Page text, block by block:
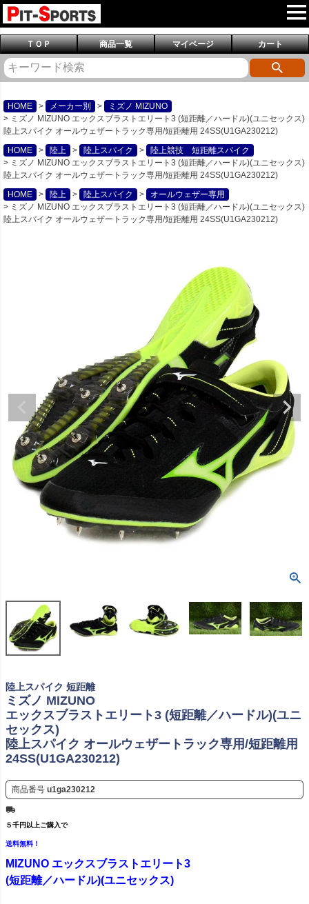
ＴＯＰ 商品一覧 マイページ カート
HOME メーカー別
ミズノ MIZUNO
ミズノ MIZUNO エックスブラストエリート3 (短距離／ハードル)(ユニセックス)
陸上スパイク オールウェザートラック専用/短距離用 24SS(U1GA230212)
HOME
陸上 陸上スパイク
陸上競技 短距離スパイク
ミズノ MIZUNO エックスブラストエリート3 (短距離／ハードル)(ユニセックス)
陸上スパイク オールウェザートラック専用/短距離用 24SS(U1GA230212)
HOME
陸上 陸上スパイク
オールウェザー専用
ミズノ MIZUNO エックスブラストエリート3 (短距離／ハードル)(ユニセックス)
陸上スパイク オールウェザートラック専用/短距離用 24SS(U1GA230212)
陸上スパイク 短距離
ミズノ MIZUNO
エックスブラストエリート3 (短距離／ハードル)(ユニ
セックス)
陸上スパイク オールウェザートラック専用/短距離用
24SS(U1GA230212)
商品番号 u1ga230212
５千円以上ご購入で
送料無料！
MIZUNO エックスブラストエリート3
(短距離／ハードル)(ユニセックス)